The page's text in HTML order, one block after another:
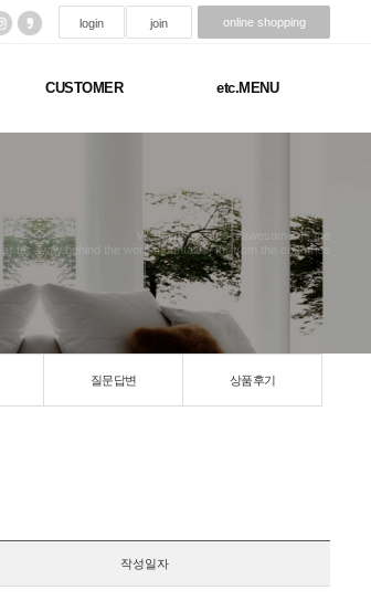
login join online shopping
CUSTOMER etc.MENU
We have created a awesome theme
Far far away,behind the word mountains, far from the countries
질문답변 상품후기
작성일자